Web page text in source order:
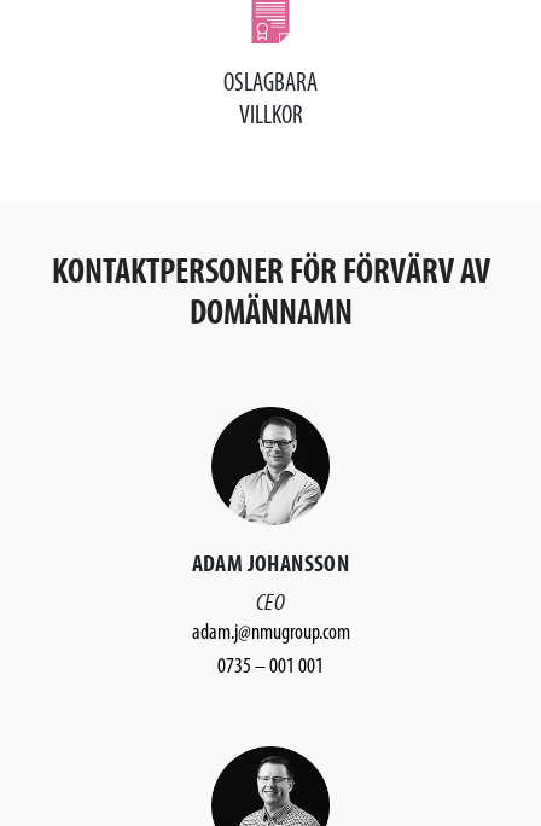
OSLAGBARA
VILLKOR
KONTAKTPERSONER FÖR FÖRVÄRV AV
DOMÄNNAMN
ADAM JOHANSSON
CEO
adam.j@nmugroup.com
0735 – 001 001